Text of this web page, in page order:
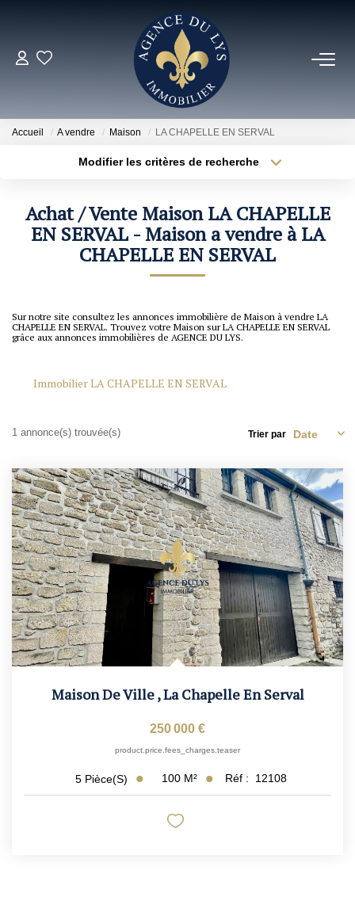
ACHETER
Louer
NOS VENDUS
NOS AGENCES
Contact
ALERTE IMMO
Accueil A vendre Maison LA CHAPELLE EN SERVAL
Modifier les critères de recherche
Surface min
Rayon Plus de critères
Achat / Vente Maison LA CHAPELLE
EN SERVAL - Maison a vendre à LA
CHAPELLE EN SERVAL
Sur notre site consultez les annonces immobilière de Maison à vendre LA
CHAPELLE EN SERVAL. Trouvez votre Maison sur LA CHAPELLE EN SERVAL
grâce aux annonces immobilières de AGENCE DU LYS.
Immobilier LA CHAPELLE EN SERVAL
1 annonce(s) trouvée(s) Trier par
Maison De Ville,La Chapelle En Serval
250 000 €
product.price.fees_charges.teaser
5 Pièce(s) 100 M² Réf : 12108